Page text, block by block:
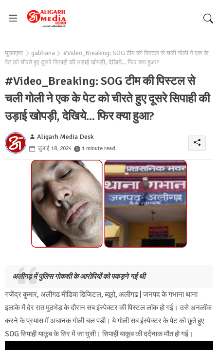
मुख्यपृष्ठ gabhana
#Video_Breaking: SOG टीम की पिस्टल से चली गोली ने एक के
पेट को चीरते हुए दूसरे सिपाही की उड़ाई खोपड़ी, देखिये... फिर क्या हुआ?
#Video_Breaking: SOG टीम की पिस्टल से
चली गोली ने एक के पेट को चीरते हुए दूसरे सिपाही की
उड़ाई खोपड़ी, देखिये... फिर क्या हुआ?
Aligarh Media Desk
जुलाई 18, 2024 1 minute read
अलीगढ़ में पुलिस गोकशी के आरोपियों को पकड़ने गई थी
गजेंद्र कुमार, अलीगढ मीडिया डिजिटल, ब्यूरो, अलीगढ | जनपद के गभाना थाना
इलाके में देर रात मुठभेड़ के दौरान सब इंस्पेक्टर की पिस्टल लॉक हो गई। उसे अनलॉक
करने के प्रयास में अचानक गोली चल पड़ी। ये गोली सब इंस्पेक्टर के पेट को छूते हुए
SOG सिपाही याकूब के सिर में जा घुसी। सिपाही याकूब की दर्दनाक मौत हो गई।